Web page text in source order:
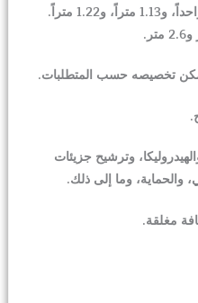
تشمل العروض العادية متراً واحداً، و1.13 متراً، و1.22 متراً.
وترشيح جزيئات
والحماية، وما إلى ذلك.
مغلقة.